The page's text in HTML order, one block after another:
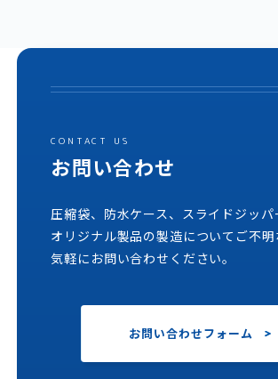
CONTACT US
お問い合わせ
圧縮袋、防水ケース、スライドジッパ
オリジナル製品の製造についてご不
気軽にお問い合わせください。
お問い合わせフォーム